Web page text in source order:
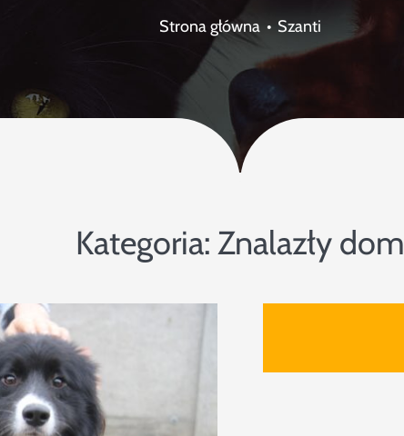
Strona główna Szanti
Kategoria: Znalazły dom